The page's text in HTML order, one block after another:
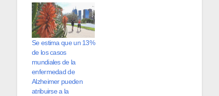
Se estima que un 13%
de los casos
mundiales de la
enfermedad de
Alzheimer pueden
atribuirse a la